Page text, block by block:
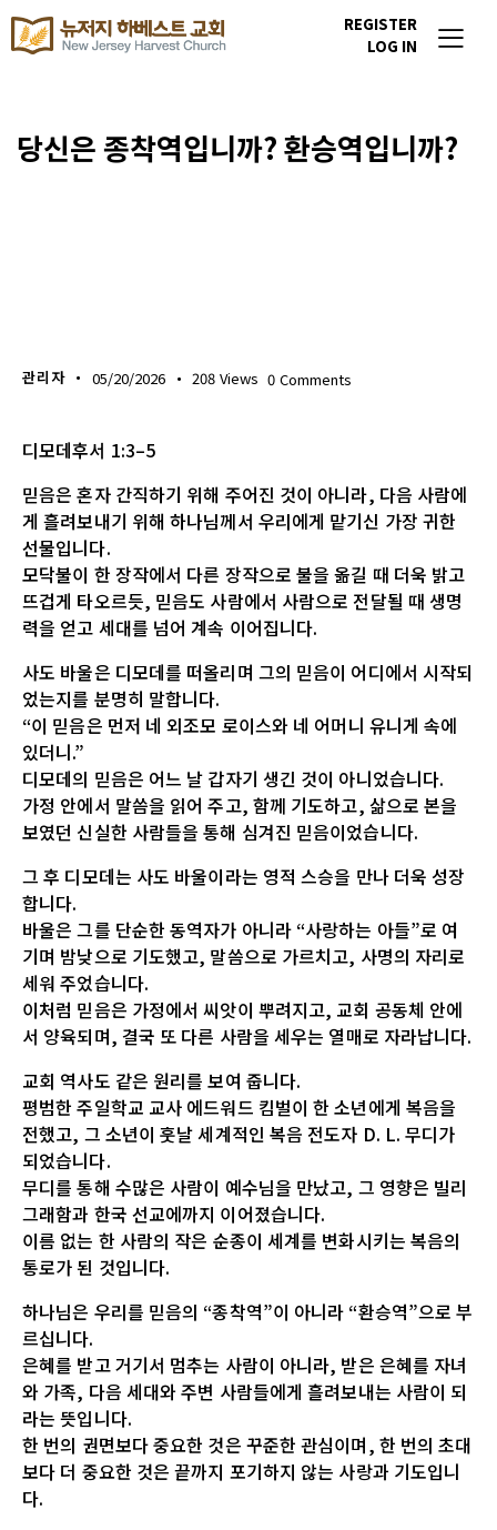
REGISTER
LOG IN
당신은 종착역입니까? 환승역입니까?
관리자 05/20/2026 208 Views 0 Comments
디모데후서 1:3–5
믿음은 혼자 간직하기 위해 주어진 것이 아니라, 다음 사람에
게 흘려보내기 위해 하나님께서 우리에게 맡기신 가장 귀한
선물입니다.
모닥불이 한 장작에서 다른 장작으로 불을 옮길 때 더욱 밝고
뜨겁게 타오르듯, 믿음도 사람에서 사람으로 전달될 때 생명
력을 얻고 세대를 넘어 계속 이어집니다.
사도 바울은 디모데를 떠올리며 그의 믿음이 어디에서 시작되
었는지를 분명히 말합니다.
“이 믿음은 먼저 네 외조모 로이스와 네 어머니 유니게 속에
있더니.”
디모데의 믿음은 어느 날 갑자기 생긴 것이 아니었습니다.
가정 안에서 말씀을 읽어 주고, 함께 기도하고, 삶으로 본을
보였던 신실한 사람들을 통해 심겨진 믿음이었습니다.
그 후 디모데는 사도 바울이라는 영적 스승을 만나 더욱 성장
합니다.
바울은 그를 단순한 동역자가 아니라 “사랑하는 아들”로 여
기며 밤낮으로 기도했고, 말씀으로 가르치고, 사명의 자리로
세워 주었습니다.
이처럼 믿음은 가정에서 씨앗이 뿌려지고, 교회 공동체 안에
서 양육되며, 결국 또 다른 사람을 세우는 열매로 자라납니다.
교회 역사도 같은 원리를 보여 줍니다.
평범한 주일학교 교사 에드워드 킴벌이 한 소년에게 복음을
전했고, 그 소년이 훗날 세계적인 복음 전도자 D. L. 무디가
되었습니다.
무디를 통해 수많은 사람이 예수님을 만났고, 그 영향은 빌리
그래함과 한국 선교에까지 이어졌습니다.
이름 없는 한 사람의 작은 순종이 세계를 변화시키는 복음의
통로가 된 것입니다.
하나님은 우리를 믿음의 “종착역”이 아니라 “환승역”으로 부
르십니다.
은혜를 받고 거기서 멈추는 사람이 아니라, 받은 은혜를 자녀
와 가족, 다음 세대와 주변 사람들에게 흘려보내는 사람이 되
라는 뜻입니다.
한 번의 권면보다 중요한 것은 꾸준한 관심이며, 한 번의 초대
보다 더 중요한 것은 끝까지 포기하지 않는 사랑과 기도입니
다.